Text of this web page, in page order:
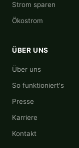
Strom sparen
Ökostrom
ÜBER UNS
Über uns
So funktioniert's
Presse
Karriere
Kontakt